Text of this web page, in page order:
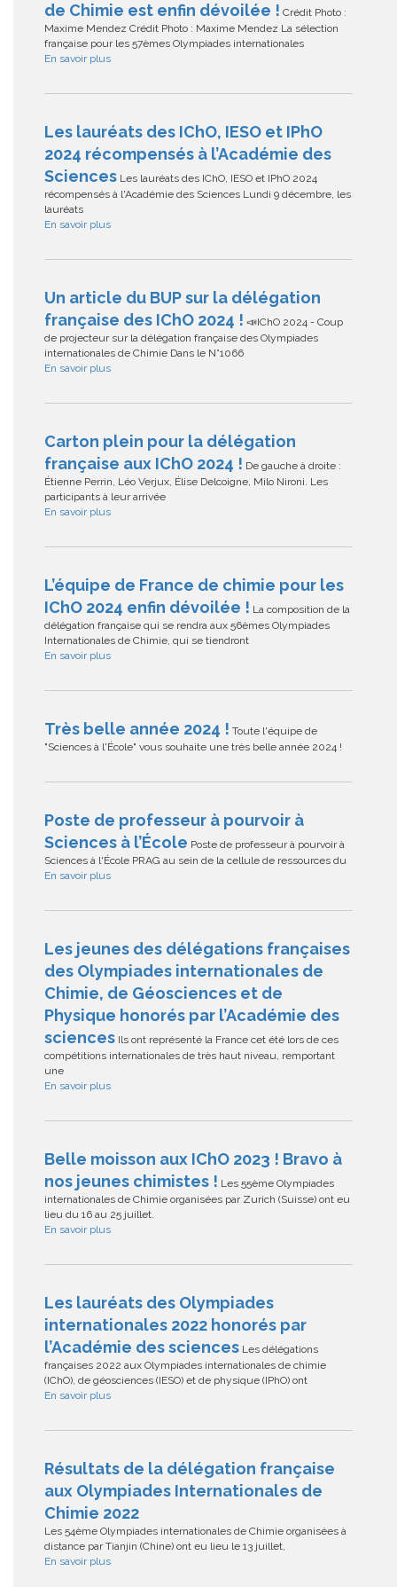
de Chimie est enfin dévoilée ! Crédit Photo :
Maxime Mendez Crédit Photo : Maxime Mendez La sélection
française pour les 57èmes Olympiades internationales
En savoir plus
Les lauréats des IChO, IESO et IPhO
2024 récompensés à l’Académie des
Sciences Les lauréats des IChO, IESO et IPhO 2024
récompensés à l'Académie des Sciences Lundi 9 décembre, les
lauréats
En savoir plus
Un article du BUP sur la délégation
française des IChO 2024 ! 📣IChO 2024 - Coup
de projecteur sur la délégation française des Olympiades
internationales de Chimie Dans le N°1066
En savoir plus
Carton plein pour la délégation
française aux IChO 2024 ! De gauche à droite :
Étienne Perrin, Léo Verjux, Élise Delcoigne, Milo Nironi. Les
participants à leur arrivée
En savoir plus
L’équipe de France de chimie pour les
IChO 2024 enfin dévoilée ! La composition de la
délégation française qui se rendra aux 56èmes Olympiades
Internationales de Chimie, qui se tiendront
En savoir plus
Très belle année 2024 ! Toute l'équipe de
"Sciences à l'École" vous souhaite une très belle année 2024 !
Poste de professeur à pourvoir à
Sciences à l’École Poste de professeur à pourvoir à
Sciences à l'École PRAG au sein de la cellule de ressources du
En savoir plus
Les jeunes des délégations françaises
des Olympiades internationales de
Chimie, de Géosciences et de
Physique honorés par l’Académie des
sciences Ils ont représenté la France cet été lors de ces
compétitions internationales de très haut niveau, remportant
une
En savoir plus
Belle moisson aux IChO 2023 ! Bravo à
nos jeunes chimistes ! Les 55ème Olympiades
internationales de Chimie organisées par Zurich (Suisse) ont eu
lieu du 16 au 25 juillet.
En savoir plus
Les lauréats des Olympiades
internationales 2022 honorés par
l’Académie des sciences Les délégations
françaises 2022 aux Olympiades internationales de chimie
(IChO), de géosciences (IESO) et de physique (IPhO) ont
En savoir plus
Résultats de la délégation française
aux Olympiades Internationales de
Chimie 2022
Les 54ème Olympiades internationales de Chimie organisées à
distance par Tianjin (Chine) ont eu lieu le 13 juillet,
En savoir plus